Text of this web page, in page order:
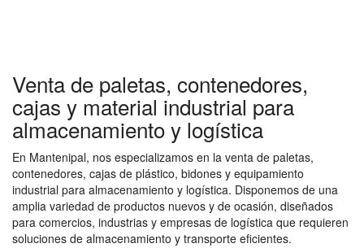
Venta de paletas, contenedores,
cajas y material industrial para
almacenamiento y logística
En Mantenipal, nos especializamos en la venta de paletas,
contenedores, cajas de plástico, bidones y equipamiento
industrial para almacenamiento y logística. Disponemos de una
amplia variedad de productos nuevos y de ocasión, diseñados
para comercios, industrias y empresas de logística que requieren
soluciones de almacenamiento y transporte eficientes.